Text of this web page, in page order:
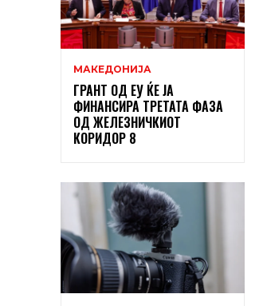
МАКЕДОНИЈА
ГРАНТ ОД ЕУ ЌЕ ЈА
ФИНАНСИРА ТРЕТАТА ФАЗА
ОД ЖЕЛЕЗНИЧКИОТ
КОРИДОР 8